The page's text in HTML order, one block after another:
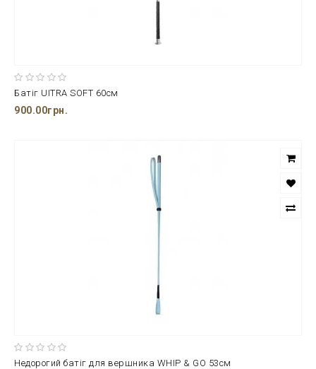
Батіг UITRA SOFT 60см
900.00грн.
Недорогий батіг для вершника WHIP & GO 53см